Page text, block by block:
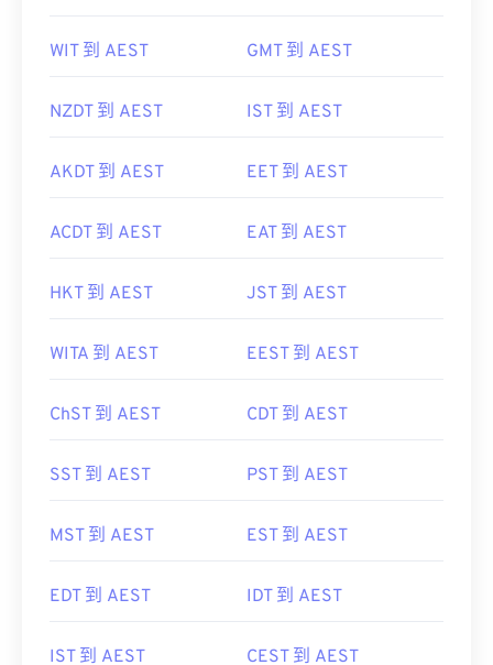
WIT 到 AEST GMT 到 AEST
NZDT 到 AEST IST 到 AEST
AKDT 到 AEST EET 到 AEST
ACDT 到 AEST EAT 到 AEST
HKT 到 AEST JST 到 AEST
WITA 到 AEST EEST 到 AEST
ChST 到 AEST CDT 到 AEST
SST 到 AEST PST 到 AEST
MST 到 AEST EST 到 AEST
EDT 到 AEST IDT 到 AEST
IST 到 AEST CEST 到 AEST